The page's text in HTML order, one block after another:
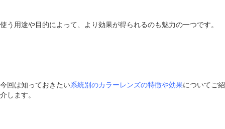
使う用途や目的によって、より効果が得られるのも魅力の一つです。
今回は知っておきたい系統別のカラーレンズの特徴や効果についてご紹
介します。